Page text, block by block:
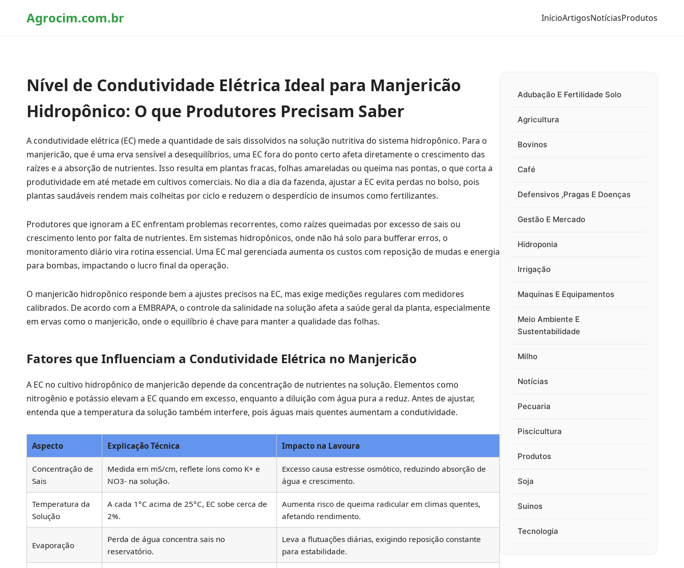
Agrocim.com.br InícioArtigosNotíciasProdutos
Nível de Condutividade Elétrica Ideal para Manjericão
Hidropônico: O que Produtores Precisam Saber
A condutividade elétrica (EC) mede a quantidade de sais dissolvidos na solução nutritiva do sistema hidropônico. Para o
manjericão, que é uma erva sensível a desequilíbrios, uma EC fora do ponto certo afeta diretamente o crescimento das
raízes e a absorção de nutrientes. Isso resulta em plantas fracas, folhas amareladas ou queima nas pontas, o que corta a
produtividade em até metade em cultivos comerciais. No dia a dia da fazenda, ajustar a EC evita perdas no bolso, pois
plantas saudáveis rendem mais colheitas por ciclo e reduzem o desperdício de insumos como fertilizantes.
Produtores que ignoram a EC enfrentam problemas recorrentes, como raízes queimadas por excesso de sais ou
crescimento lento por falta de nutrientes. Em sistemas hidropônicos, onde não há solo para bufferar erros, o
monitoramento diário vira rotina essencial. Uma EC mal gerenciada aumenta os custos com reposição de mudas e energia
para bombas, impactando o lucro final da operação.
O manjericão hidropônico responde bem a ajustes precisos na EC, mas exige medições regulares com medidores
calibrados. De acordo com a EMBRAPA, o controle da salinidade na solução afeta a saúde geral da planta, especialmente
em ervas como o manjericão, onde o equilíbrio é chave para manter a qualidade das folhas.
Fatores que Influenciam a Condutividade Elétrica no Manjericão
A EC no cultivo hidropônico de manjericão depende da concentração de nutrientes na solução. Elementos como
nitrogênio e potássio elevam a EC quando em excesso, enquanto a diluição com água pura a reduz. Antes de ajustar,
entenda que a temperatura da solução também interfere, pois águas mais quentes aumentam a condutividade.
Aspecto Explicação Técnica Impacto na Lavoura
Concentração de
Sais
Medida em mS/cm, reflete íons como K+ e
NO3- na solução.
Excesso causa estresse osmótico, reduzindo absorção de
água e crescimento.
Temperatura da
Solução
A cada 1°C acima de 25°C, EC sobe cerca de
2%.
Aumenta risco de queima radicular em climas quentes,
afetando rendimento.
Evaporação
Perda de água concentra sais no
reservatório.
Leva a flutuações diárias, exigindo reposição constante
para estabilidade.
Adubação E Fertilidade Solo
Agricultura
Bovinos
Café
Defensivos ,Pragas E Doenças
Gestão E Mercado
Hidroponia
Irrigação
Maquinas E Equipamentos
Meio Ambiente E
Sustentabilidade
Milho
Notícias
Pecuaria
Piscicultura
Produtos
Soja
Suinos
Tecnologia